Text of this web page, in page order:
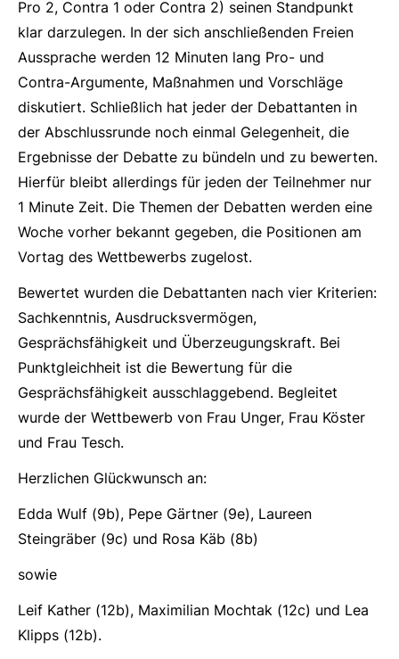
Pro 2, Contra 1 oder Contra 2) seinen Standpunkt
klar darzulegen. In der sich anschließenden Freien
Aussprache werden 12 Minuten lang Pro- und
Contra-Argumente, Maßnahmen und Vorschläge
diskutiert. Schließlich hat jeder der Debattanten in
der Abschlussrunde noch einmal Gelegenheit, die
Ergebnisse der Debatte zu bündeln und zu bewerten.
Hierfür bleibt allerdings für jeden der Teilnehmer nur
1 Minute Zeit. Die Themen der Debatten werden eine
Woche vorher bekannt gegeben, die Positionen am
Vortag des Wettbewerbs zugelost.
Bewertet wurden die Debattanten nach vier Kriterien:
Sachkenntnis, Ausdrucksvermögen,
Gesprächsfähigkeit und Überzeugungskraft. Bei
Punktgleichheit ist die Bewertung für die
Gesprächsfähigkeit ausschlaggebend. Begleitet
wurde der Wettbewerb von Frau Unger, Frau Köster
und Frau Tesch.
Herzlichen Glückwunsch an:
Edda Wulf (9b), Pepe Gärtner (9e), Laureen
Steingräber (9c) und Rosa Käb (8b)
sowie
Leif Kather (12b), Maximilian Mochtak (12c) und Lea
Klipps (12b).